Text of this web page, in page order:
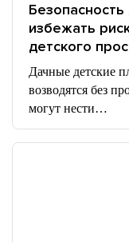
избежать
детского
Дачные детские
возводятся без
могут нести…